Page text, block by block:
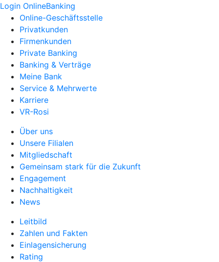
Login OnlineBanking
Online-Geschäftsstelle
Privatkunden
Firmenkunden
Private Banking
Banking & Verträge
Meine Bank
Service & Mehrwerte
Karriere
VR-Rosi
Über uns
Unsere Filialen
Mitgliedschaft
Gemeinsam stark für die Zukunft
Engagement
Nachhaltigkeit
News
Leitbild
Zahlen und Fakten
Einlagensicherung
Rating